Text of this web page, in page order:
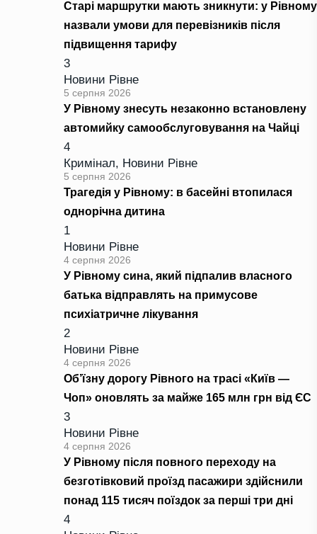
Старі маршрутки мають зникнути: у Рівному
назвали умови для перевізників після
підвищення тарифу
3
Новини Рівне
5 серпня 2026
У Рівному знесуть незаконно встановлену
автомийку самообслуговування на Чайці
4
Кримінал, Новини Рівне
5 серпня 2026
Трагедія у Рівному: в басейні втопилася
однорічна дитина
1
Новини Рівне
4 серпня 2026
У Рівному сина, який підпалив власного
батька відправлять на примусове
психіатричне лікування
2
Новини Рівне
4 серпня 2026
Об’їзну дорогу Рівного на трасі «Київ —
Чоп» оновлять за майже 165 млн грн від ЄС
3
Новини Рівне
4 серпня 2026
У Рівному після повного переходу на
безготівковий проїзд пасажири здійснили
понад 115 тисяч поїздок за перші три дні
4